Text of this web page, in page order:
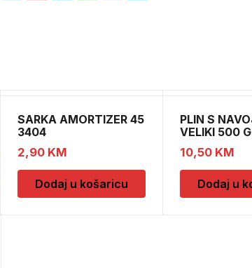
SARKA AMORTIZER 45
3404
2,90 KM
Dodaj u košaricu
PLIN S
VELIKI 500 G
10,50 KM
Dodaj u